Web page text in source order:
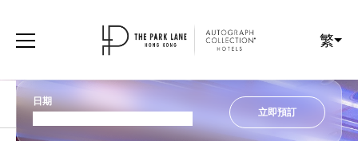
繁
日期
立即預訂